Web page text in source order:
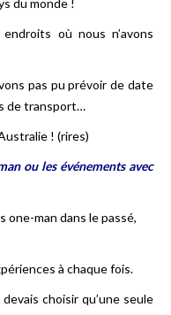
du monde !
où nous n’avons
pas pu prévoir de date
de transport…
! (rires)
ou les événements avec
one-man dans le passé,
à chaque fois.
choisir qu’une seule